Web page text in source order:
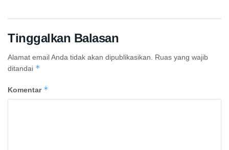
Tinggalkan Balasan
Alamat email Anda tidak akan dipublikasikan. Ruas yang wajib
ditandai *
Komentar *